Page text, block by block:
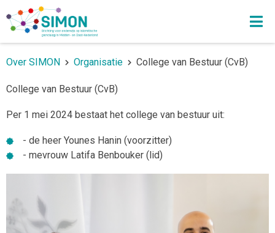
Over SIMON Organisatie College van Bestuur (CvB)
College van Bestuur (CvB)
Per 1 mei 2024 bestaat het college van bestuur uit:
- de heer Younes Hanin (voorzitter)
- mevrouw Latifa Benbouker (lid)